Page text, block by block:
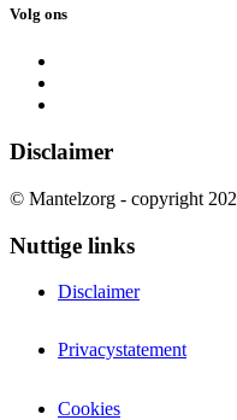
Volg ons
Disclaimer
© Mantelzorg - copyright
Nuttige links
Disclaimer
Privacystatement
Cookies